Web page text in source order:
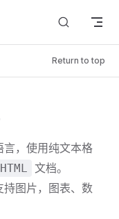
Return to top
言，使用纯文本格
HTML 文档。
图片，图表、数